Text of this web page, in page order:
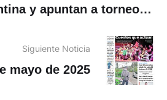
y apuntan a torneos
Siguiente Noticia
mayo de 2025